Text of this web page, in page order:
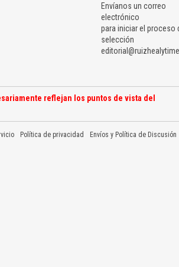
Envíanos un correo
electrónico
para iniciar el proceso
selección
reflejan los puntos de vista del
Política de privacidad Envíos y Política de Discusión